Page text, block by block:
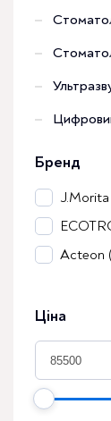
Бренд
J.Morita
Acteon
Ціна